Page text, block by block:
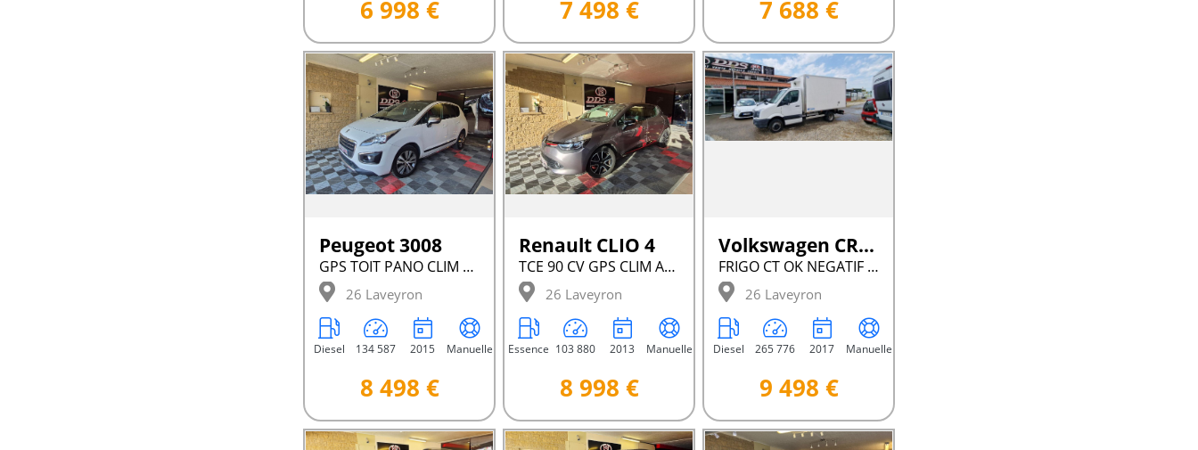
6 998 € 7 498 € 7 688 €
Peugeot 3008
GPS TOIT PANO CLIM BIZONE
26 Laveyron
Diesel 134 587 2015 Manuelle
8 498 €
Renault CLIO 4
TCE 90 CV GPS CLIM AUTO REGUL
26 Laveyron
Essence 103 880 2013 Manuelle
8 998 €
Volkswagen CRAFTER
FRIGO CT OK NEGATIF POSITIF
26 Laveyron
Diesel 265 776 2017 Manuelle
9 498 €